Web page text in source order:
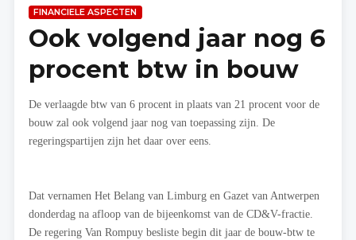
FINANCIELE ASPECTEN
Ook volgend jaar nog 6
procent btw in bouw
De verlaagde btw van 6 procent in plaats van 21 procent voor de
bouw zal ook volgend jaar nog van toepassing zijn. De
regeringspartijen zijn het daar over eens.
Dat vernamen Het Belang van Limburg en Gazet van Antwerpen
donderdag na afloop van de bijeenkomst van de CD&V-fractie.
De regering Van Rompuy besliste begin dit jaar de bouw-btw te